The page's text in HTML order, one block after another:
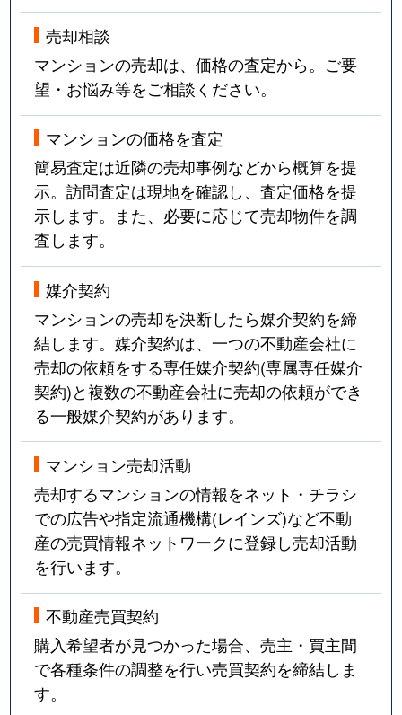
売却相談
マンションの売却は、価格の査定から。ご要
望・お悩み等をご相談ください。
マンションの価格を査定
簡易査定は近隣の売却事例などから概算を提
示。訪問査定は現地を確認し、査定価格を提
示します。また、必要に応じて売却物件を調
査します。
媒介契約
マンションの売却を決断したら媒介契約を締
結します。媒介契約は、一つの不動産会社に
売却の依頼をする専任媒介契約(専属専任媒介
契約)と複数の不動産会社に売却の依頼ができ
る一般媒介契約があります。
マンション売却活動
売却するマンションの情報をネット・チラシ
での広告や指定流通機構(レインズ)など不動
産の売買情報ネットワークに登録し売却活動
を行います。
不動産売買契約
購入希望者が見つかった場合、売主・買主間
で各種条件の調整を行い売買契約を締結しま
す。